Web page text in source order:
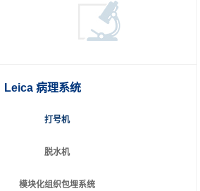
Leica 病理系统
打号机
脱水机
模块化组织包埋系统